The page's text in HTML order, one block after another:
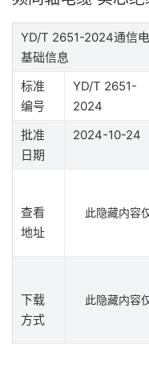
YD/T 2651-2024通信
基础信息
标准
编号
YD/T 2651-
2024
批准
日期
2024-10-24
查看
地址
此隐藏内容
下载
方式
此隐藏内容